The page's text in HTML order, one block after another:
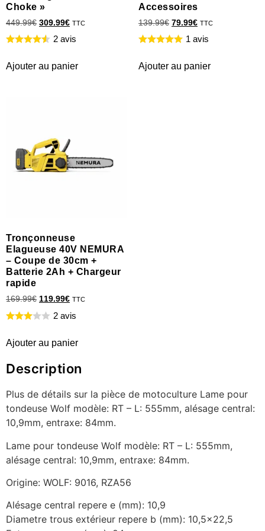
Choke »
449.99€ 309.99€ TTC
2 avis
Ajouter au panier
Accessoires
139.99€ 79.99€ TTC
1 avis
Ajouter au panier
Tronçonneuse
Elagueuse 40V NEMURA
– Coupe de 30cm +
Batterie 2Ah + Chargeur
rapide
169.99€ 119.99€ TTC
2 avis
Ajouter au panier
Description
Plus de détails sur la pièce de motoculture Lame pour
tondeuse Wolf modèle: RT – L: 555mm, alésage central:
10,9mm, entraxe: 84mm.
Lame pour tondeuse Wolf modèle: RT – L: 555mm,
alésage central: 10,9mm, entraxe: 84mm.
Origine: WOLF: 9016, RZA56
Alésage central repere e (mm): 10,9
Diametre trous extérieur repere b (mm): 10,5×22,5